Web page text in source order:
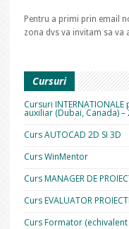
Pentru a primi prin email
zona dvs va invitam sa va
Cursuri
Cursuri
auxiliar (Dubai, Canada) –
Curs AUTOCAD 2D SI 3D
Curs WinMentor
Curs MANAGER DE
Curs EVALUATOR
Curs Formator